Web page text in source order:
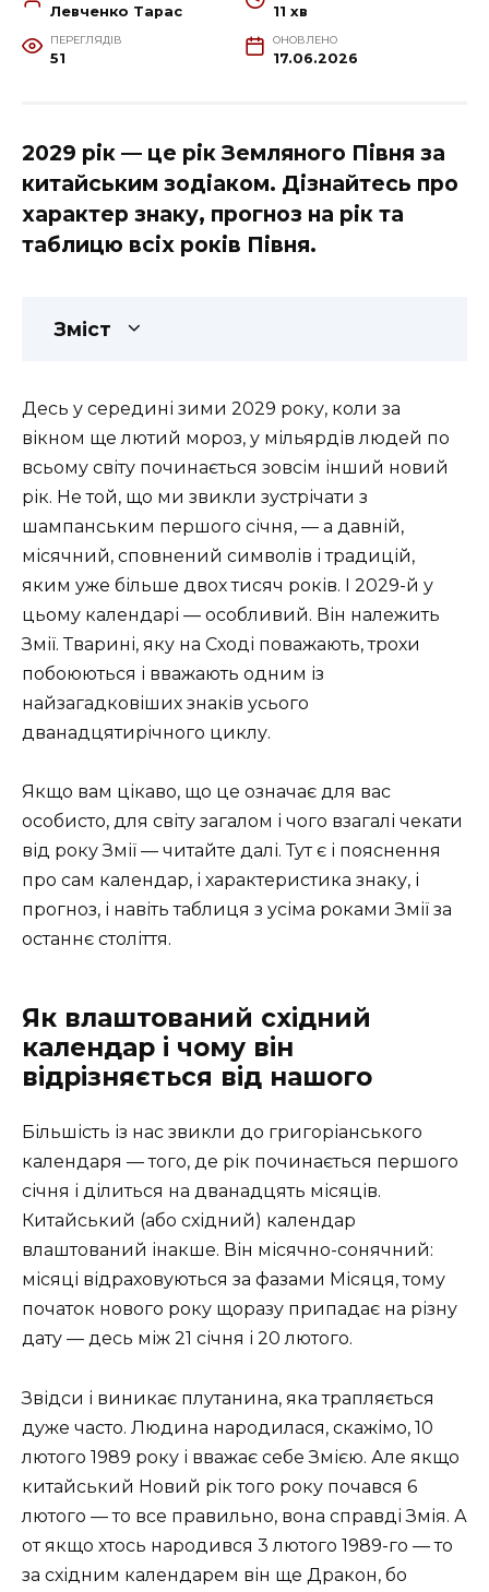
Левченко Тарас 11 хв
ПЕРЕГЛЯДІВ
51
ОНОВЛЕНО
17.06.2026
2029 рік — це рік Земляного Півня за
китайським зодіаком. Дізнайтесь про
характер знаку, прогноз на рік та
таблицю всіх років Півня.
Зміст
Десь у середині зими 2029 року, коли за
вікном ще лютий мороз, у мільярдів людей по
всьому світу починається зовсім інший новий
рік. Не той, що ми звикли зустрічати з
шампанським першого січня, — а давній,
місячний, сповнений символів і традицій,
яким уже більше двох тисяч років. І 2029-й у
цьому календарі — особливий. Він належить
Змії. Тварині, яку на Сході поважають, трохи
побоюються і вважають одним із
найзагадковіших знаків усього
дванадцятирічного циклу.
Якщо вам цікаво, що це означає для вас
особисто, для світу загалом і чого взагалі чекати
від року Змії — читайте далі. Тут є і пояснення
про сам календар, і характеристика знаку, і
прогноз, і навіть таблиця з усіма роками Змії за
останнє століття.
Як влаштований східний
календар і чому він
відрізняється від нашого
Більшість із нас звикли до григоріанського
календаря — того, де рік починається першого
січня і ділиться на дванадцять місяців.
Китайський (або східний) календар
влаштований інакше. Він місячно-сонячний:
місяці відраховуються за фазами Місяця, тому
початок нового року щоразу припадає на різну
дату — десь між 21 січня і 20 лютого.
Звідси і виникає плутанина, яка трапляється
дуже часто. Людина народилася, скажімо, 10
лютого 1989 року і вважає себе Змією. Але якщо
китайський Новий рік того року почався 6
лютого — то все правильно, вона справді Змія. А
от якщо хтось народився 3 лютого 1989-го — то
за східним календарем він ще Дракон, бо